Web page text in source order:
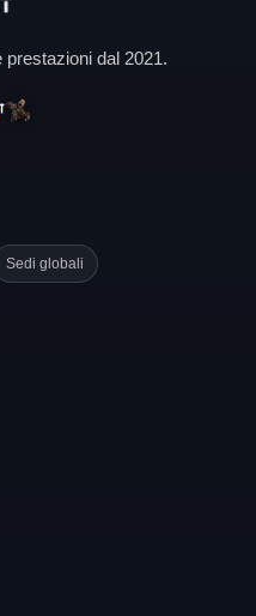
dal 2021.
Sedi globali